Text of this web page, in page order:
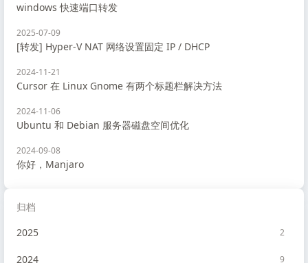
windows 快速端口转发
2025-07-09
[转发] Hyper-V NAT 网络设置固定 IP / DHCP
2024-11-21
Cursor 在 Linux Gnome 有两个标题栏解决方法
2024-11-06
Ubuntu 和 Debian 服务器磁盘空间优化
2024-09-08
你好，Manjaro
归档
2025
2
2024 9